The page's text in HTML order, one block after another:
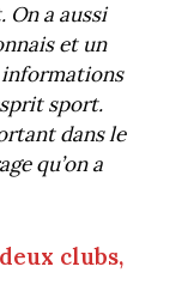
On a aussi
et un
sport.
dans le
qu’on a
clubs,